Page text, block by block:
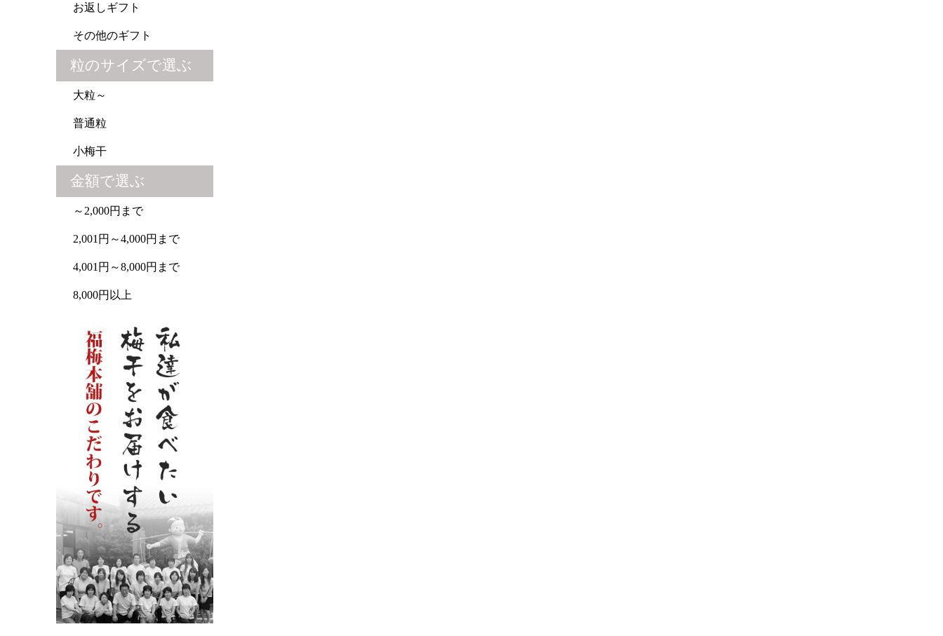
お返しギフト
その他のギフト
粒のサイズで選ぶ
大粒～
普通粒
小梅干
金額で選ぶ
～2,000円まで
2,001円～4,000円まで
4,001円～8,000円まで
8,000円以上